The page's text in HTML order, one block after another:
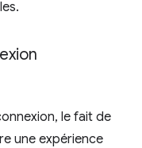
le fait de
une expérience